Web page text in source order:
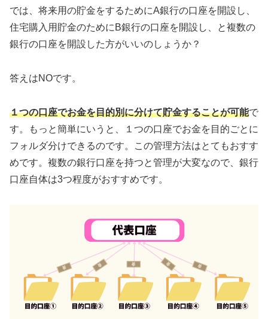
では、将来用の貯金をするためにA銀行の口座を開設し、
住宅購入用貯金のためにB銀行の口座を開設し、と複数の
銀行の口座を開設した方がいいのしょうか？
答えはNOです。
１つの口座でお金を目的別に分けて貯金することが可能で
す。もっと簡単にいうと、１つの口座でお金を目的ごとに
フォルダ分けできるのです。この管理方法はとてもおすす
めです。複数の銀行口座を持つと管理が大変なので、銀行
口座自体は3つ程度がおすすめです。